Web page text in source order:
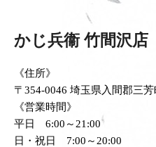
かじ兵衞 竹間沢店
《住所》
〒354-0046 埼玉県入間郡三
《営業時間》
平日 6:00～21:00
日・祝日 7:00～20:00